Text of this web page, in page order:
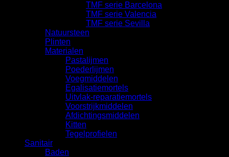
TMF serie Barcelona
TMF serie Valencia
TMF serie Sevilla
Natuursteen
Plinten
Materialen
Pastalijmen
Poederlijmen
Voegmiddelen
Egalisatiemortels
Uitvlak-reparatiemortels
Voorstrijkmiddelen
Afdichtingsmiddelen
Kitten
Tegelprofielen
Sanitair
Baden